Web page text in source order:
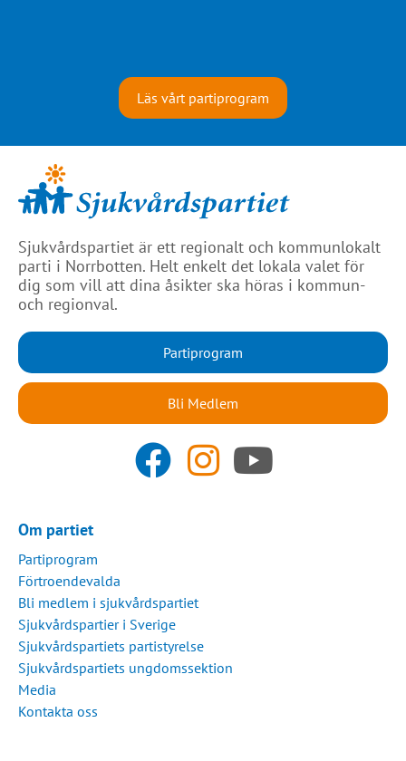
Läs vårt partiprogram
Sjukvårdspartiet är ett regionalt och kommunlokalt
parti i Norrbotten. Helt enkelt det lokala valet för
dig som vill att dina åsikter ska höras i kommun-
och regionval.
Partiprogram
Bli Medlem
Om partiet
Partiprogram
Förtroendevalda
Bli medlem i sjukvårdspartiet
Sjukvårdspartier i Sverige
Sjukvårdspartiets partistyrelse
Sjukvårdspartiets ungdomssektion
Media
Kontakta oss